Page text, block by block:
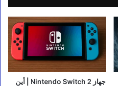
جهاز Nintendo Switch 2 | أين